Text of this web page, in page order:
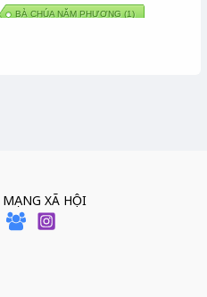
BÀ CHÚA NĂM PHƯƠNG (1)
(1) BÁNH TRÔI BÁNH CHAY
XÃ HỘI